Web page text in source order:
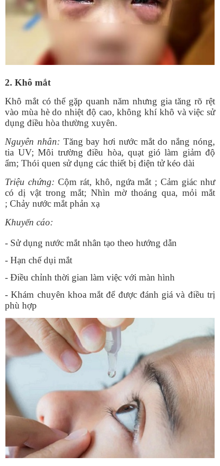
2. Khô mắt
Khô mắt có thể gặp quanh năm nhưng gia tăng rõ rệt
vào mùa hè do nhiệt độ cao, không khí khô và việc sử
dụng điều hòa thường xuyên.
Nguyên nhân: Tăng bay hơi nước mắt do nắng nóng,
tia UV; Môi trường điều hòa, quạt gió làm giảm độ
ẩm; Thói quen sử dụng các thiết bị điện tử kéo dài
Triệu chứng: Cộm rát, khô, ngứa mắt ;Cảm giác như
có dị vật trong mắt; Nhìn mờ thoáng qua, mỏi mắt
; Chảy nước mắt phản xạ
Khuyến cáo:
- Sử dụng nước mắt nhân tạo theo hướng dẫn
- Hạn chế dụi mắt
- Điều chỉnh thời gian làm việc với màn hình
- Khám chuyên khoa mắt để được đánh giá và điều trị
phù hợp